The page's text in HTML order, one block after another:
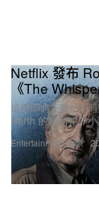
Entertainment 娛樂
Netflix 發布
《The
這部即將上映的心
North 的暢銷犯罪